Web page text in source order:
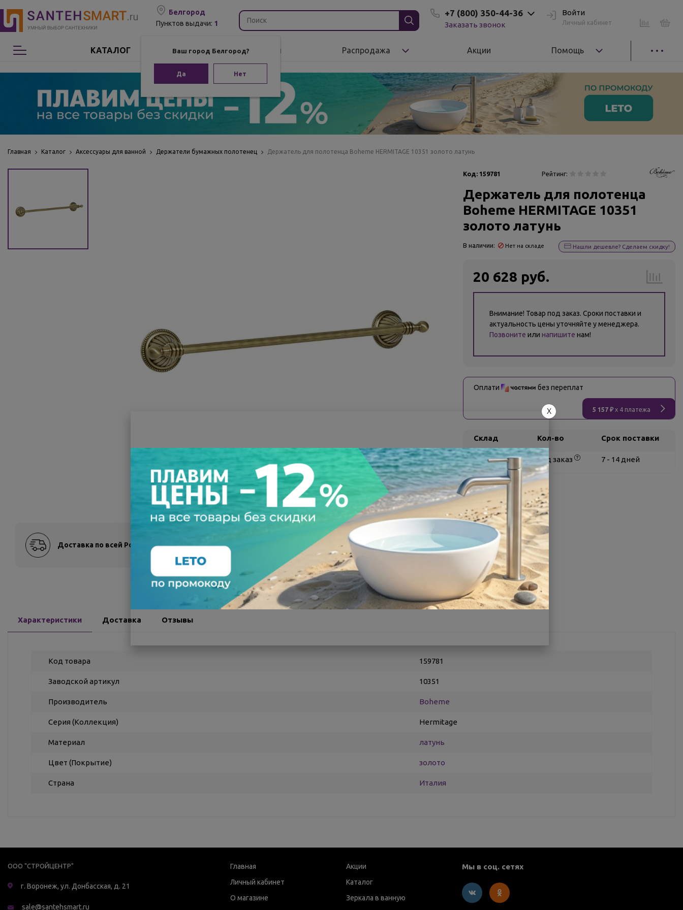
Белгород
Пунктов выдачи: 1
Ваш город Белгород?
Да Нет
+7 (800) 350-44-36
Заказать звонок
Войти
Личный кабинет
КАТАЛОГ
Сантехника
Мебель для ванной
Аксессуары для ванной
Комплектующие
Бренды Распродажа Акции Помощь
Главная Каталог Аксессуары для ванной Держатели бумажных полотенец Держатель для полотенца Boheme HERMITAGE 10351 золото латунь
Доставка по всей России Оплата после осмотра Всегда низкие цены
Код: 159781 Рейтинг:
Держатель для полотенца
Boheme HERMITAGE 10351
золото латунь
В наличии: Нет на складе Нашли дешевле? Сделаем скидку!
20 628 руб.
Внимание! Товар под заказ. Сроки поставки и
актуальность цены уточняйте у менеджера.
Позвоните или напишите нам!
Оплати без переплат
5 157 ₽x 4 платежа
Склад Кол-во Срок поставки
Белгород под заказ 7 - 14 дней
О товаре
Заводской артикул:
10351
Производитель:
Boheme
Страна: Италия
Другие характеристики
Поделиться
Характеристики Доставка Отзывы
Код товара 159781
Заводской артикул 10351
Производитель Boheme
Серия (Коллекция) Hermitage
Материал латунь
Цвет (Покрытие) золото
Страна Италия
ООО "СТРОЙЦЕНТР"
г. Воронеж, ул. Донбасская, д. 21
sale@santehsmart.ru
Главная
Личный кабинет
О магазине
Акции
Каталог
Зеркала в ванную
Мы в соц. сетях
X